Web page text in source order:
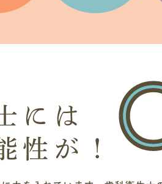
には
性が！